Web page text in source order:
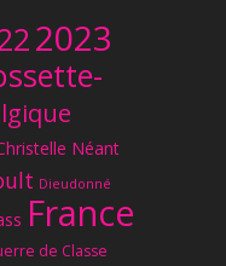
2023
Néant
Dieudonné
France
de Classe